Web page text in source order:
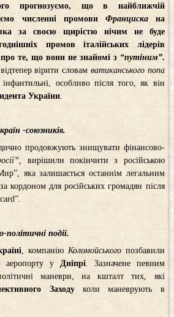
прогнозуємо, що в найближчій
численні промови Францискана
за своєю щирістю нічим не буде
промов італійських лідерів
те, що вони не знайомі з “путіним”.
вірити словам ватиканського попа
інфантильні, особливо після того, як він
України
-союзників.
продовжують знищувати фінансово-
вирішили покінчити з російською
яка залишається останнім легальним
кордоном для російських громадян після
політичні події.
, компанію Коломойськогопозбавили
аеропорту у Дніпрі . Зазначене певним
маневри, на кшталт тих, які
Заходуколи маневрують в